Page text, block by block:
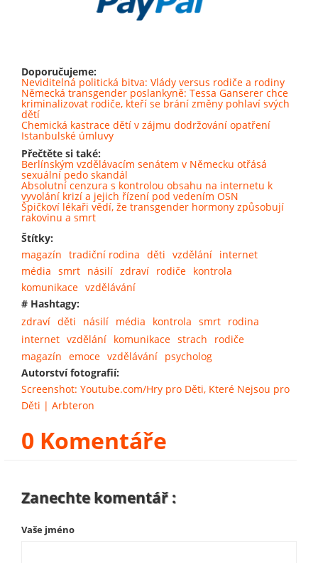
Doporučujeme:
Neviditelná politická bitva: Vlády versus rodiče a rodiny
Německá transgender poslankyně: Tessa Ganserer chce
kriminalizovat rodiče, kteří se brání změny pohlaví svých
dětí
Chemická kastrace dětí v zájmu dodržování opatření
Istanbulské úmluvy
Přečtěte si také:
Berlínským vzdělávacím senátem v Německu otřásá
sexuální pedo skandál
Absolutní cenzura s kontrolou obsahu na internetu k
vyvolání krizí a jejich řízení pod vedením OSN
Špičkoví lékaři vědí, že transgender hormony způsobují
rakovinu a smrt
Štítky:
magazín tradiční rodina děti vzdělání internet
média smrt násilí zdraví rodiče kontrola
komunikace vzdělávání
# Hashtagy:
zdraví děti násilí média kontrola smrt rodina
internet vzdělání komunikace strach
rodiče
magazín emoce vzdělávání psycholog
Autorství fotografií:
Screenshot: Youtube.com/Hry pro Děti, Které Nejsou pro
Děti | Arbteron
0 Komentáře
Zanechte komentář :
Vaše jméno